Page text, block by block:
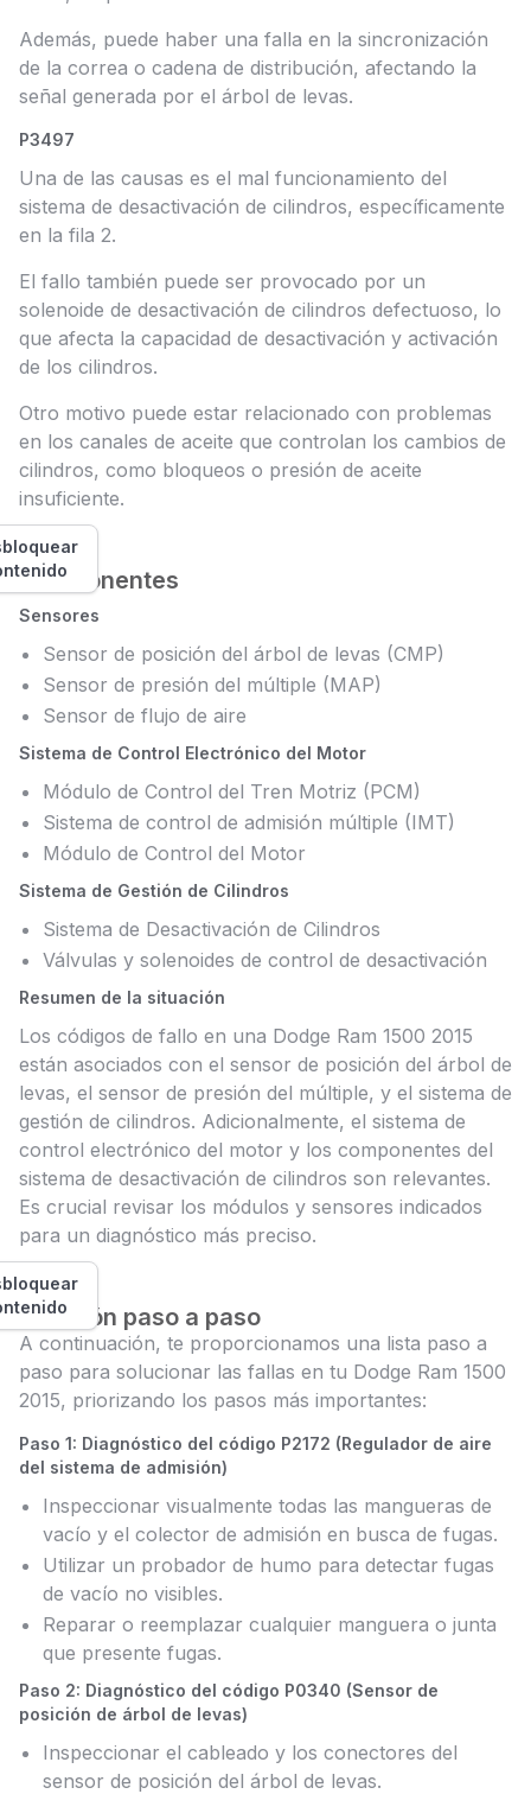
Además, puede haber una falla en la sincronización
de la correa o cadena de distribución, afectando la
señal generada por el árbol de levas.
P3497
Una de las causas es el mal funcionamiento del
sistema de desactivación de cilindros, específicamente
en la fila 2.
El fallo también puede ser provocado por un
solenoide de desactivación de cilindros defectuoso, lo
que afecta la capacidad de desactivación y activación
de los cilindros.
Otro motivo puede estar relacionado con problemas
en los canales de aceite que controlan los cambios de
cilindros, como bloqueos o presión de aceite
insuficiente.
Componentes
Sensores
Sensor de posición del árbol de levas (CMP)
Sensor de presión del múltiple (MAP)
Sensor de flujo de aire
Sistema de Control Electrónico del Motor
Módulo de Control del Tren Motriz (PCM)
Sistema de control de admisión múltiple (IMT)
Módulo de Control del Motor
Sistema de Gestión de Cilindros
Sistema de Desactivación de Cilindros
Válvulas y solenoides de control de desactivación
Resumen de la situación
Los códigos de fallo en una Dodge Ram 1500 2015
están asociados con el sensor de posición del árbol de
levas, el sensor de presión del múltiple, y el sistema de
gestión de cilindros. Adicionalmente, el sistema de
control electrónico del motor y los componentes del
sistema de desactivación de cilindros son relevantes.
Es crucial revisar los módulos y sensores indicados
para un diagnóstico más preciso.
Solución paso a paso
A continuación, te proporcionamos una lista paso a
paso para solucionar las fallas en tu Dodge Ram 1500
2015, priorizando los pasos más importantes:
Paso 1: Diagnóstico del código P2172 (Regulador de aire
del sistema de admisión)
Inspeccionar visualmente todas las mangueras de
vacío y el colector de admisión en busca de fugas.
Utilizar un probador de humo para detectar fugas
de vacío no visibles.
Reparar o reemplazar cualquier manguera o junta
que presente fugas.
Paso 2: Diagnóstico del código P0340 (Sensor de
posición de árbol de levas)
Inspeccionar el cableado y los conectores del
sensor de posición del árbol de levas.